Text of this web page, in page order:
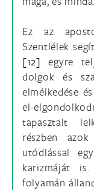
Ez az
Szentlélek
[12] egyre
dolgok és
elmélkedése
el-
tapasztalt
részben
utódlással
karizmáját
folyamán